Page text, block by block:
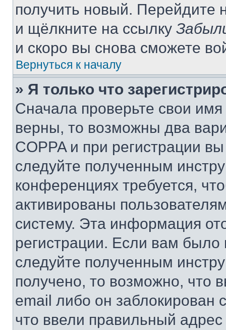
получить новый. Перейдите
и щёлкните на ссылку
и скоро вы снова сможете
Вернуться к началу
» Я только что
Сначала проверьте свои
верны, то возможны два
COPPA и при регистрации
следуйте полученным
конференциях требуется,
активированы
систему. Эта информация
регистрации. Если вам
следуйте полученным
получено, то возможно, что
email либо он
что ввели правильный адрес